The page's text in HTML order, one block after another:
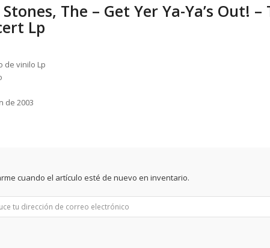
The – Get Yer Ya-Ya’s Out!
Lp
de vinilo Lp
de 2003
cuando el artículo esté de nuevo en inventario.